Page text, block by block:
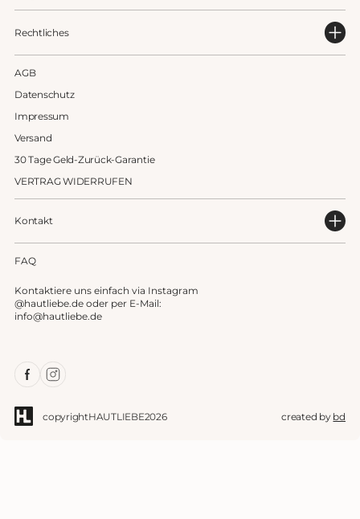
Rechtliches
AGB
Datenschutz
Impressum
Versand
30 Tage Geld-Zurück-Garantie
VERTRAG WIDERRUFEN
Kontakt
FAQ
Kontaktiere uns einfach via Instagram
@hautliebe.de oder per E-Mail:
info@hautliebe.de
Facebook
Instagram
copyrightHAUTLIEBE2026 created by bd